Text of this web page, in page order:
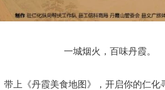
一城烟火，百味丹霞。
带上《丹霞美食地图》，开启你的仁化